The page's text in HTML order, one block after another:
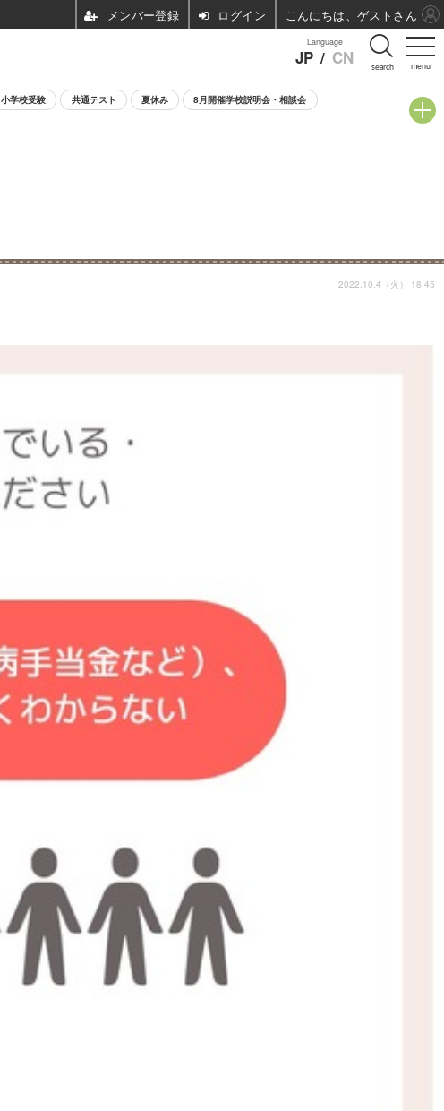
menu
Language
JP / CN search
小学校受験 共通テスト 夏休み 8月開催学校説明会・相談会
2022.10.4（火） 18:45
ログイン こんにちは、ゲストさん